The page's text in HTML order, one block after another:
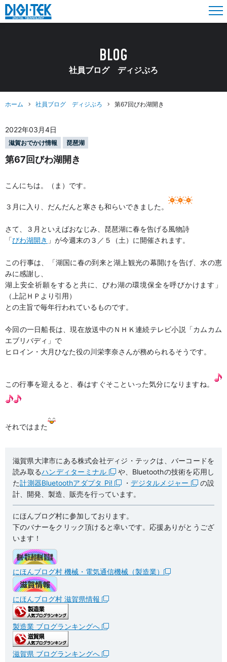
BLOG
社員ブログ ディジぶろ
ホーム 社員ブログ ディジぶろ 第67回びわ湖開き
2022年03月4日
滋賀おでかけ情報 琵琶湖
第67回びわ湖開き
こんにちは。（ま）です。
３月に入り、だんだんと寒さも和らいできました。
さて、３月といえばおなじみ、琵琶湖に春を告げる風物詩
「びわ湖開き 」が今週末の３／５（土）に開催されます。
この行事は、「湖国に春の到来と湖上観光の幕開けを告げ、水の恵
みに感謝し、
湖上安全祈願をすると共に、びわ湖の環境保全を呼びかけます」
（上記ＨＰより引用）
との主旨で毎年行われているものです。
今回の一日船長は、現在放送中のＮＨＫ連続テレビ小説「カムカム
エブリバディ」で
ヒロイン・大月ひなた役の川栄李奈さんが務められるそうです。
この行事を迎えると、春はすぐそこといった気分になりますね。
それではまた
滋賀県大津市にある株式会社ディジ・テックは、バーコードを
読み取るハンディターミナル
や、Bluetoothの技術を応用し
た計測器Bluetoothアダプタ Pi! ・デジタルメジャー
の設
計、開発、製造、販売を行っています。
にほんブログ村に参加しております。
下のバナーをクリック頂けると幸いです。応援ありがとうござ
います！
にほんブログ村 機械・電気通信機械（製造業）
にほんブログ村 滋賀県情報
製造業 ブログランキングへ
滋賀県 ブログランキングへ